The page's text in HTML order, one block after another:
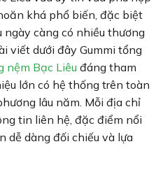
khá phổ biến, đặc biệt
càng có nhiều thương
viết dưới đây Gummi tổng
nệm Bạc Liêu đáng tham
lớn có hệ thống trên toàn
lâu năm. Mỗi địa chỉ
tin liên hệ, đặc điểm nổi
dễ dàng đối chiếu và lựa